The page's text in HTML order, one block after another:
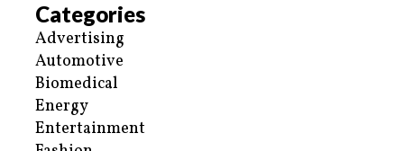
Categories
Advertising
Automotive
Biomedical
Energy
Entertainment